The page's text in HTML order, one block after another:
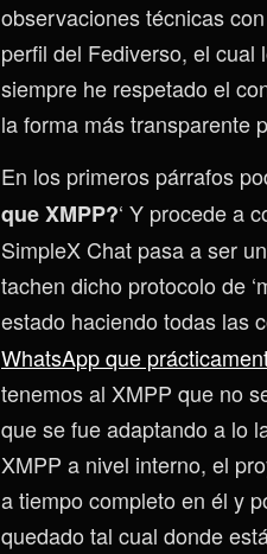
observaciones técnicas
perfil del Fediverso, el cual
siempre he respetado el
la forma más transparente
En los primeros párrafos
que XMPP?‘ Y procede a
SimpleX Chat pasa a ser
tachen dicho protocolo de
estado haciendo todas las
WhatsApp que
tenemos al XMPP que no
que se fue adaptando a lo
XMPP a nivel interno, el
a tiempo completo en él y
quedado tal cual donde